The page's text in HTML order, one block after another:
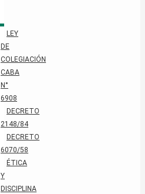
LEY
DE
COLEGIACIÓN
CABA
N°
6908
DECRETO
2148/84
DECRETO
6070/58
ÉTICA
Y
DISCIPLINA